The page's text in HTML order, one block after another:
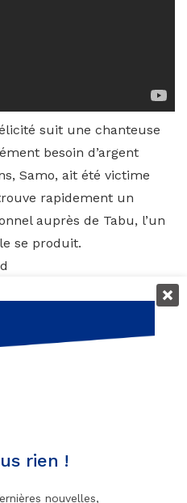
suit une chanteuse
besoin d’argent
Samo, ait été victime
rapidement un
auprès de Tabu, l’un
se produit.
rien !
nouvelles,